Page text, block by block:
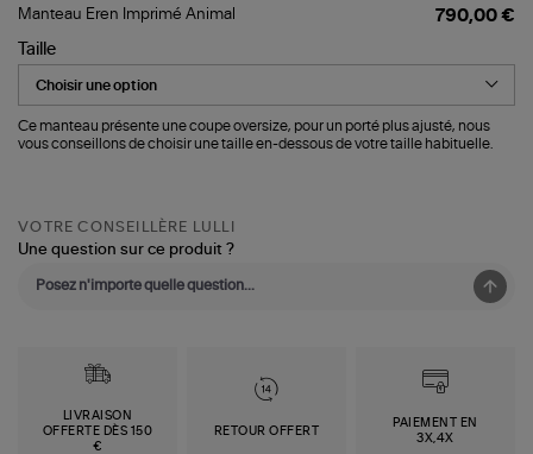
Manteau
Imprimé
Animal
Manteau Eren Imprimé Animal
790,00 €
Taille
Ce manteau présente une coupe oversize, pour un porté plus ajusté, nous
vous conseillons de choisir une taille en-dessous de votre taille habituelle.
VOTRE CONSEILLÈRE LULLI
Une question sur ce produit ?
LIVRAISON
OFFERTE DÈS 150
€
RETOUR OFFERT
PAIEMENT EN
3X,4X